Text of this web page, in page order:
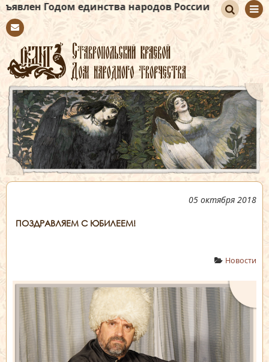
единства народов России
tact
иск
05 октября 2018
ПОЗДРАВЛЯЕМ С ЮБИЛЕЕМ!
Новости